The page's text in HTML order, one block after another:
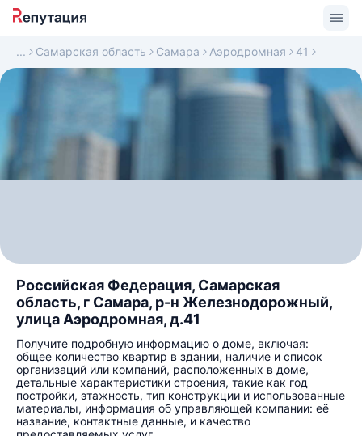
Самарская область Самара Аэродромная 41
Российская Федерация, Самарская
область, г Самара, р-н Железнодорожный,
улица Аэродромная, д.41
Получите подробную информацию о доме, включая:
общее количество квартир в здании, наличие и список
организаций или компаний, расположенных в доме,
детальные характеристики строения, такие как год
постройки, этажность, тип конструкции и использованные
материалы, информация об управляющей компании: её
название, контактные данные, и качество